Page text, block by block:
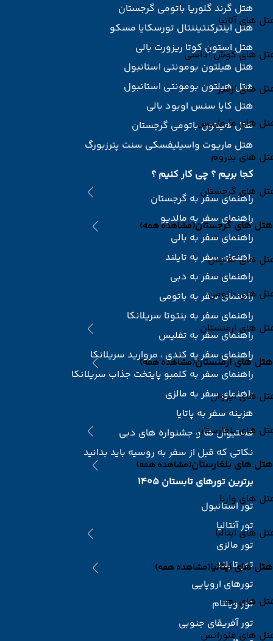
های آلانیا
های کوش آداسی
های ازمیر
های مارماریس
های بدروم
های گرجستان
هتل های گرجستان(مشاهده همه)
های تفلیس
های باتومی
های ارمنستان
هتل های ارمنستان(مشاهده همه)
های ایروان
های بلغارستان
هتل های بلغارستان(مشاهده همه)
های وارنا
های ایتالیا
هتل های ایتالیا(مشاهده همه)
های رم
های فلورانس
هتل گرند گلوریا باتومی گرجستان
هتل اینترکنتیننتال تورسکایا مسکو
هتل استون کوتا ریزورت بالی
هتل هیلتون بومونتی استانبول
هتل هیلتون بومونتی استانبول
هتل کاپا سنس اوبود بالی
هتل هیلتون باتومی گرجستان
هتل ماریوت واسیلیفسکی سنت پترزبورگ
کجا بریم ؟ چی کار کنیم ؟
راهنمای سفر به گرجستان
راهنمای سفر به مالدیو
راهنمای سفر به بالی
راهنمای سفر به تایلند
راهنمای سفر به دبی
راهنمای سفر به باتومی
راهنمای سفر به بنتوتا سریلانکا
راهنمای سفر به تفلیس
راهنمای سفر یه کندی ، مروارید سریلانکا
راهنمای سفر به کلمبو پایتخت جذاب سریلانکا
راهنمای سفر به مالزی
هزینه سفر به پاتایا
فستیوال ها و جشنواره های دبی
نکاتی که قبل از سفر به روسیه باید بدانید
برترین تورهای تابستان 1405
تور استانبول
تور آنتالیا
تور مالزی
تور تایلند
تورهای اروپایی
تور ویتنام
تور آفریقای جنوبی